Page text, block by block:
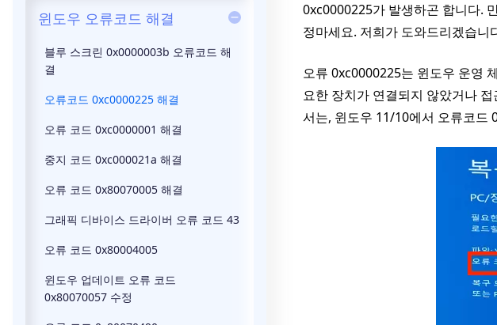
윈도우 오류코드 해결
블루 스크린 0x0000003b 오류코드 해
결
오류코드 0xc0000225 해결
오류 코드 0xc0000001 해결
중지 코드 0xc000021a 해결
오류 코드 0x80070005 해결
그래픽 디바이스 드라이버 오류 코드 43
오류 코드 0x80004005
윈도우 업데이트 오류 코드
0x80070057 수정
0xc0000225가 발생하곤 합니다.
정마세요. 저희가 도와드리겠습니
오류 0xc0000225는 윈도우 운영
요한 장치가 연결되지 않았거나
서는, 윈도우 11/10에서 오류코드